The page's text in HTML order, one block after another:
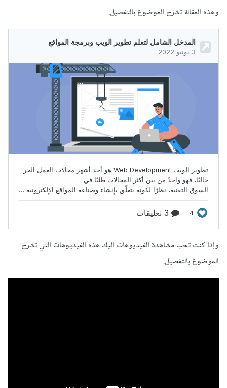
وهذه المقالة تشرح الموضوع بالتفصيل.
وإذا كنت تحب مشاهدة الفيديوهات إليك هذه الفيديوهات التي تشرح
الموضوع بالتفصيل.